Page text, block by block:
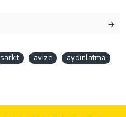
sarkıt avize aydınlatma